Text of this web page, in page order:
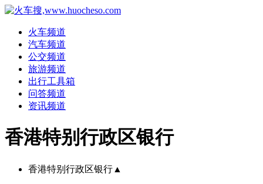
火车频道
汽车频道
公交频道
旅游频道
出行工具箱
问答频道
资讯频道
香港特别行政区银行
香港特别行政区银行 ▲